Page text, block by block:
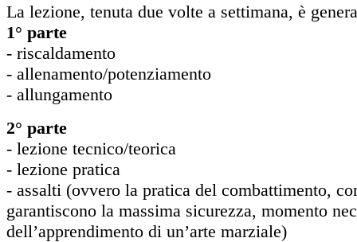
La lezione, tenuta due volte a settimana, è
1° parte
- riscaldamento
- allenamento/potenziamento
- allungamento
2° parte
- lezione tecnico/teorica
- lezione pratica
- assalti (ovvero la pratica del combattimento,
garantiscono la massima sicurezza, momento
dell’apprendimento di un’arte marziale)